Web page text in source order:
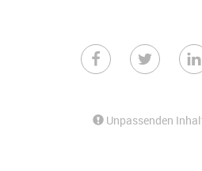
Unpassenden